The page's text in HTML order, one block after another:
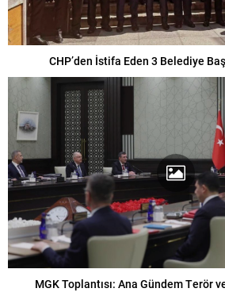
CHP’den İstifa Eden 3 Belediye
MGK Toplantısı: Ana Gündem Terör